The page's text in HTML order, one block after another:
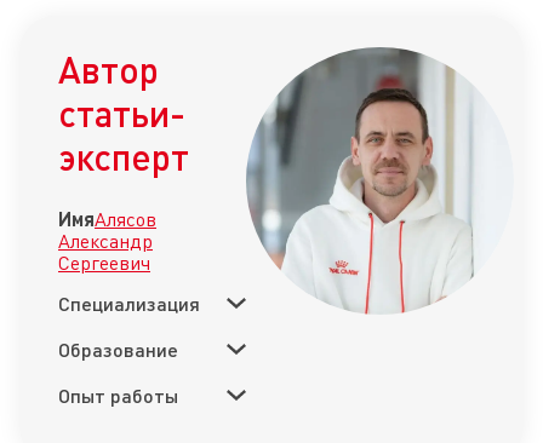
зубного камня
Автор
статьи-
эксперт
ИмяАлясов
Александр
Сергеевич
Специализация
Образование
Опыт работы